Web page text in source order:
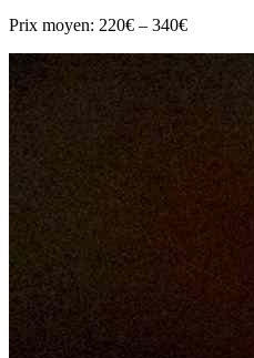
Prix moyen: 220€ – 340€